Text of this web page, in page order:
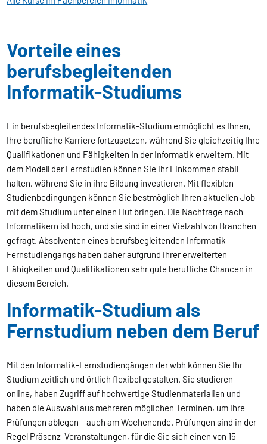
Vorteile eines
berufsbegleitenden
Informatik-Studiums
Ein berufsbegleitendes Informatik-Studium ermöglicht es Ihnen,
Ihre berufliche Karriere fortzusetzen, während Sie gleichzeitig Ihre
Qualifikationen und Fähigkeiten in der Informatik erweitern. Mit
dem Modell der Fernstudien können Sie ihr Einkommen stabil
halten, während Sie in ihre Bildung investieren. Mit flexiblen
Studienbedingungen können Sie bestmöglich Ihren aktuellen Job
mit dem Studium unter einen Hut bringen. Die Nachfrage nach
Informatikern ist hoch, und sie sind in einer Vielzahl von Branchen
gefragt. Absolventen eines berufsbegleitenden Informatik-
Fernstudiengangs haben daher aufgrund ihrer erweiterten
Fähigkeiten und Qualifikationen sehr gute berufliche Chancen in
diesem Bereich.
Informatik-Studium als
Fernstudium neben dem Beruf
Mit den Informatik-Fernstudiengängen der wbh können Sie Ihr
Studium zeitlich und örtlich flexibel gestalten. Sie studieren
online, haben Zugriff auf hochwertige Studienmaterialien und
haben die Auswahl aus mehreren möglichen Terminen, um Ihre
Prüfungen ablegen – auch am Wochenende. Prüfungen sind in der
Regel Präsenz-Veranstaltungen, für die Sie sich einen von 15